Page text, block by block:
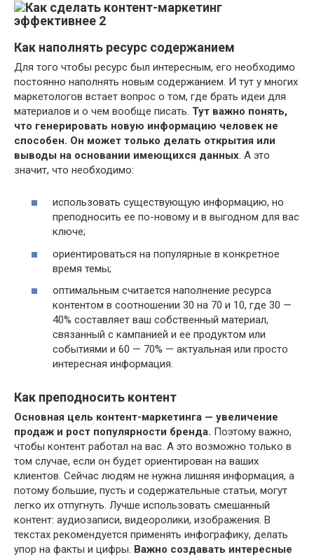
Как наполнять ресурс содержанием
Для того чтобы ресурс был интересным, его необходимо
постоянно наполнять новым содержанием. И тут у многих
маркетологов встает вопрос о том, где брать идеи для
материалов и о чем вообще писать. Тут важно понять,
что генерировать новую информацию человек не
способен. Он может только делать открытия или
выводы на основании имеющихся данных. А это
значит, что необходимо:
использовать существующую информацию, но
преподносить ее по-новому и в выгодном для вас
ключе;
ориентироваться на популярные в конкретное
время темы;
оптимальным считается наполнение ресурса
контентом в соотношении 30 на 70 и 10, где 30 —
40% составляет ваш собственный материал,
связанный с кампанией и ее продуктом или
событиями и 60 — 70% — актуальная или просто
интересная информация.
Как преподносить контент
Основная цель контент-маркетинга — увеличение
продаж и рост популярности бренда. Поэтому важно,
чтобы контент работал на вас. А это возможно только в
том случае, если он будет ориентирован на ваших
клиентов. Сейчас людям не нужна лишняя информация, а
потому большие, пусть и содержательные статьи, могут
легко их отпугнуть. Лучше использовать смешанный
контент: аудиозаписи, видеоролики, изображения. В
текстах рекомендуется применять инфографику, делать
упор на факты и цифры. Важно создавать интересные